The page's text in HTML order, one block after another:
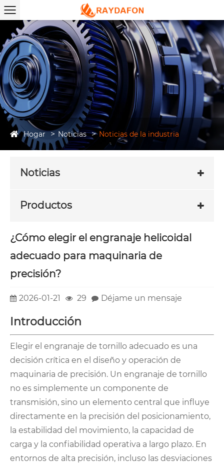
Hogar Noticias Noticias de la industria
Noticias
Productos
¿Cómo elegir el engranaje helicoidal
adecuado para maquinaria de
precisión?
2026-01-21 29 Déjame un mensaje
Introducción
Elegir el engranaje de tornillo adecuado es una
decisión crítica en el diseño y operación de
maquinaria de precisión. Un engranaje de tornillo
no es simplemente un componente de
transmisión, sino un elemento central que influye
directamente en la precisión del posicionamiento,
la estabilidad del movimiento, la capacidad de
carga y la confiabilidad operativa a largo plazo. En
entornos de alta precisión, incluso las desviaciones